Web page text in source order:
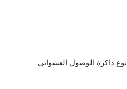
نوع ذاكرة الوصول العشوائي